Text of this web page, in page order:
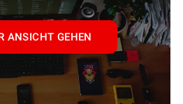
ANSICHT GEHEN